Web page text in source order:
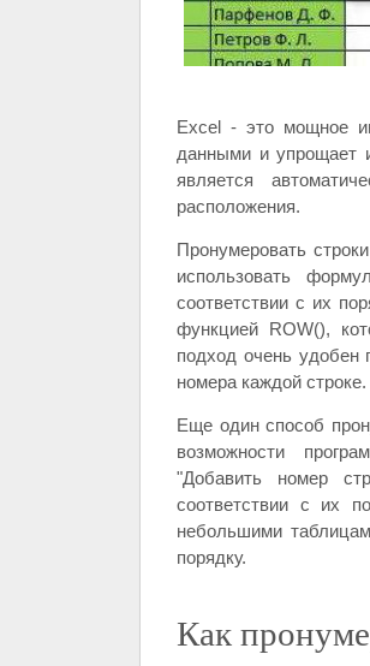
Excel - это мощное
данными и упрощает
является
расположения.
Пронумеровать
использовать
соответствии с их
функцией ROW(),
подход очень удобен
номера каждой строке.
Еще один способ
возможности
"Добавить номер
соответствии с их
небольшими
порядку.
Как